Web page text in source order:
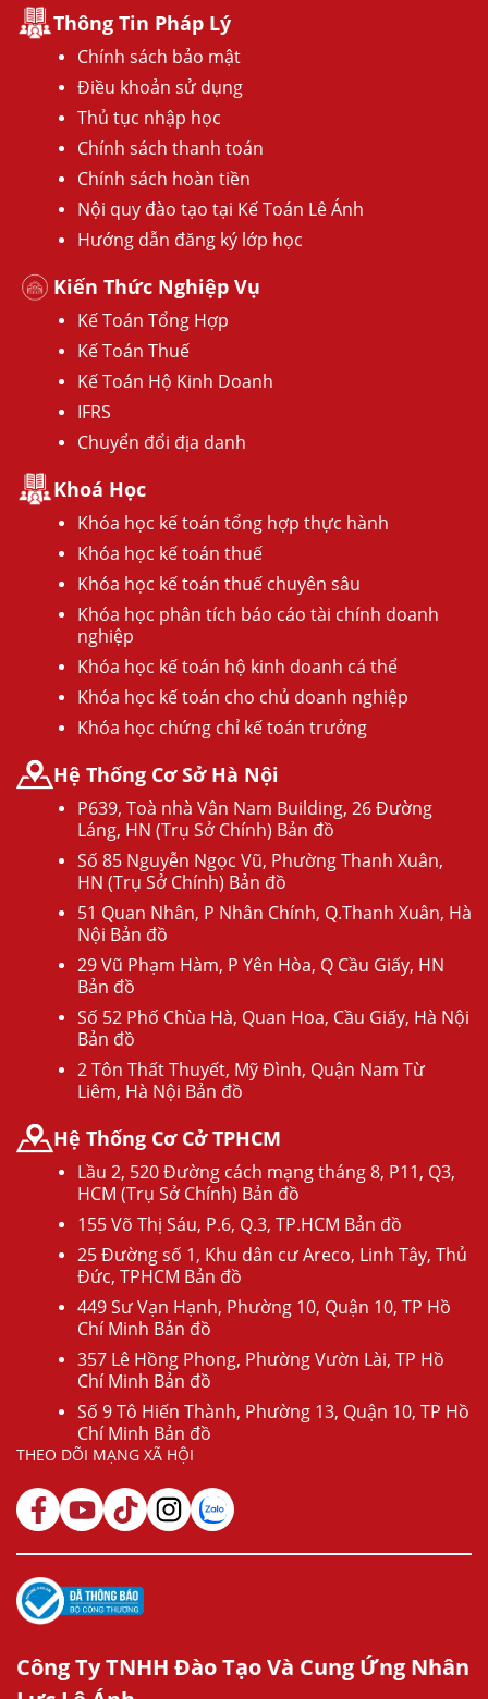
Thông Tin Pháp Lý
Chính sách bảo mật
Điều khoản sử dụng
Thủ tục nhập học
Chính sách thanh toán
Chính sách hoàn tiền
Nội quy đào tạo tại Kế Toán Lê Ánh
Hướng dẫn đăng ký lớp học
Kiến Thức Nghiệp Vụ
Kế Toán Tổng Hợp
Kế Toán Thuế
Kế Toán Hộ Kinh Doanh
IFRS
Chuyển đổi địa danh
Khoá Học
Khóa học kế toán tổng hợp thực hành
Khóa học kế toán thuế
Khóa học kế toán thuế chuyên sâu
Khóa học phân tích báo cáo tài chính doanh
nghiệp
Khóa học kế toán hộ kinh doanh cá thể
Khóa học kế toán cho chủ doanh nghiệp
Khóa học chứng chỉ kế toán trưởng
Hệ Thống Cơ Sở Hà Nội
P639, Toà nhà Vân Nam Building, 26 Đường
Láng, HN (Trụ Sở Chính) Bản đồ
Số 85 Nguyễn Ngọc Vũ, Phường Thanh Xuân,
HN (Trụ Sở Chính) Bản đồ
51 Quan Nhân, P Nhân Chính, Q.Thanh Xuân, Hà
Nội Bản đồ
29 Vũ Phạm Hàm, P Yên Hòa, Q Cầu Giấy, HN
Bản đồ
Số 52 Phố Chùa Hà, Quan Hoa, Cầu Giấy, Hà Nội
Bản đồ
2 Tôn Thất Thuyết, Mỹ Đình, Quận Nam Từ
Liêm, Hà Nội Bản đồ
Hệ Thống Cơ Cở TPHCM
Lầu 2, 520 Đường cách mạng tháng 8, P11, Q3,
HCM (Trụ Sở Chính) Bản đồ
155 Võ Thị Sáu, P.6, Q.3, TP.HCM Bản đồ
25 Đường số 1, Khu dân cư Areco, Linh Tây, Thủ
Đức, TPHCM Bản đồ
449 Sư Vạn Hạnh, Phường 10, Quận 10, TP Hồ
Chí Minh Bản đồ
357 Lê Hồng Phong, Phường Vườn Lài, TP Hồ
Chí Minh Bản đồ
Số 9 Tô Hiến Thành, Phường 13, Quận 10, TP Hồ
Chí Minh Bản đồ
THEO DÕI MẠNG XÃ HỘI
Công Ty TNHH Đào Tạo Và Cung Ứng Nhân